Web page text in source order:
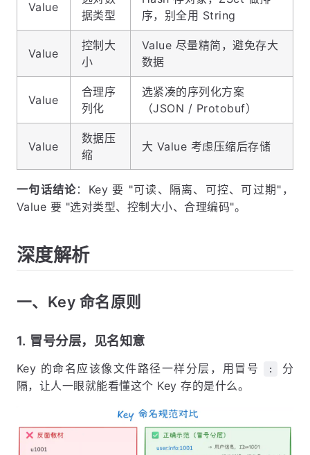
Value
据类型
序，别全用 String
Value
控制大
小
Value 尽量精简，避免存大
数据
Value
合理序
列化
选紧凑的序列化方案
（JSON / Protobuf）
Value
数据压
缩
大 Value 考虑压缩后存储
一句话结论：Key 要 "可读、隔离、可控、可过期"，
Value 要 "选对类型、控制大小、合理编码"。
深度解析
一、Key 命名原则
1. 冒号分层，见名知意
Key 的命名应该像文件路径一样分层，用冒号 :
分
隔，让人一眼就能看懂这个 Key 存的是什么。